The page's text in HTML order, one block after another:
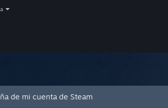
de mi cuenta de Steam